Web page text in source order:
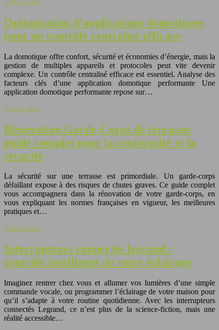
Optimisation d’applications domotiques
pour un contrôle centralisé efficace
La domotique offre confort, sécurité et économies d’énergie, mais la
gestion de multiples appareils et protocoles peut vite devenir
complexe. Un contrôle centralisé efficace est essentiel. Analyse des
facteurs clés d’une application domotique performante Une
application domotique performante repose sur…
Lire la suite
Rénovation Garde-Corps de terrasse:
guide complet pour la conformité et la
sécurité
La sécurité sur une terrasse est primordiale. Un garde-corps
défaillant expose à des risques de chutes graves. Ce guide complet
vous accompagnera dans la rénovation de votre garde-corps, en
vous expliquant les normes françaises en vigueur, les meilleures
pratiques et…
Lire la suite
Interrupteurs connectés legrand :
contrôle intelligent de votre éclairage
Imaginez rentrer chez vous et allumer vos lumières d’une simple
commande vocale, ou programmer l’éclairage de votre maison pour
qu’il s’adapte à votre routine quotidienne. Avec les interrupteurs
connectés Legrand, ce n’est plus de la science-fiction, mais une
réalité accessible…